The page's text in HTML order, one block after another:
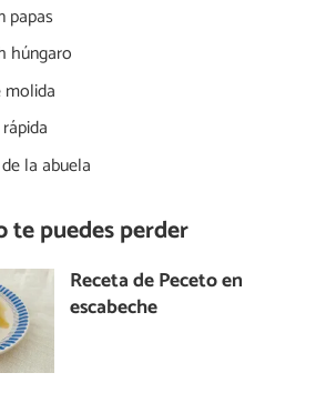
papas
húngaro
la abuela
te puedes perder
Receta de Peceto en
escabeche